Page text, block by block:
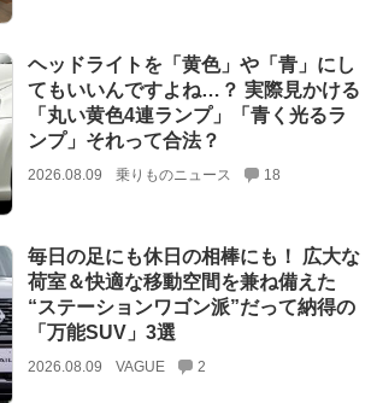
ヘッドライトを「黄色」や「青」にし
てもいいんですよね…？ 実際見かける
「丸い黄色4連ランプ」「青く光るラ
ンプ」それって合法？
2026.08.09 乗りものニュース 18
毎日の足にも休日の相棒にも！ 広大な
荷室＆快適な移動空間を兼ね備えた
“ステーションワゴン派”だって納得の
「万能SUV」3選
2026.08.09 VAGUE 2